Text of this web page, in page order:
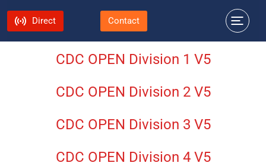
Direct Contact
CDC OPEN Division 1 V5
CDC OPEN Division 2 V5
CDC OPEN Division 3 V5
CDC OPEN Division 4 V5